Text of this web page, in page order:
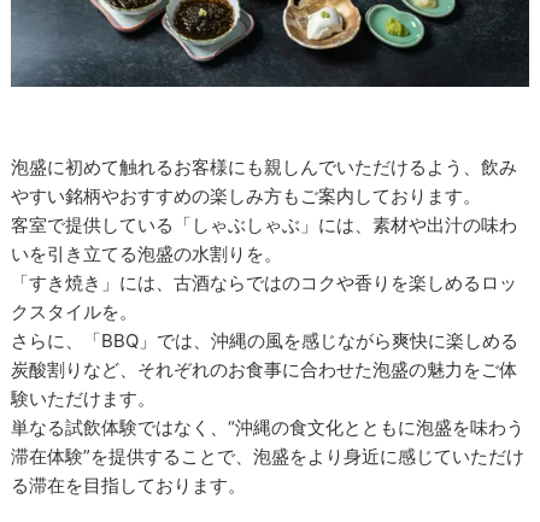
泡盛に初めて触れるお客様にも親しんでいただけるよう、飲み
やすい銘柄やおすすめの楽しみ方もご案内しております。
客室で提供している「しゃぶしゃぶ」には、素材や出汁の味わ
いを引き立てる泡盛の水割りを。
「すき焼き」には、古酒ならではのコクや香りを楽しめるロッ
クスタイルを。
さらに、「BBQ」では、沖縄の風を感じながら爽快に楽しめる
炭酸割りなど、それぞれのお食事に合わせた泡盛の魅力をご体
験いただけます。
単なる試飲体験ではなく、“沖縄の食文化とともに泡盛を味わう
滞在体験”を提供することで、泡盛をより身近に感じていただけ
る滞在を目指しております。